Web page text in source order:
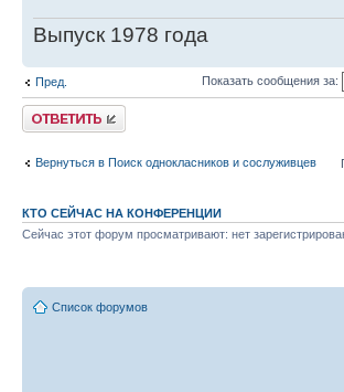
Выпуск 1978 года
Пред. Показать сообщения за:
Ответить
Вернуться в Поиск однокласников и сослуживцев
КТО СЕЙЧАС НА КОНФЕРЕНЦИИ
Сейчас этот форум просматривают: нет
Список форумов